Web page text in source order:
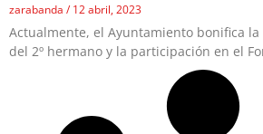
zarabanda 12 abril, 2023
Actualmente, el Ayuntamiento bonifica
del 2º hermano y la participación en el